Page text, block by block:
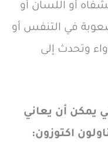
أو اللسان أو
في التنفس أو
وتحدث إلى
يمكن أن يعاني
اكتوزون: